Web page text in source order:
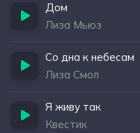
Дом
Лиза Мьюз
Со дна к небесам
Лиза Смол
Я живу так
Квестик